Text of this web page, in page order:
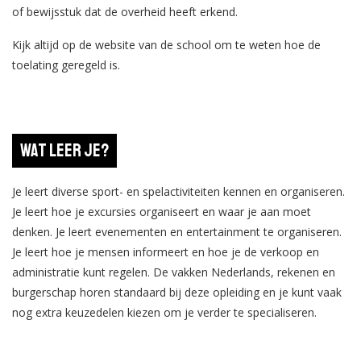
of bewijsstuk dat de overheid heeft erkend.
Kijk altijd op de website van de school om te weten hoe de
toelating geregeld is.
Wat leer je?
Je leert diverse sport- en spelactiviteiten kennen en organiseren.
Je leert hoe je excursies organiseert en waar je aan moet
denken. Je leert evenementen en entertainment te organiseren.
Je leert hoe je mensen informeert en hoe je de verkoop en
administratie kunt regelen. De vakken Nederlands, rekenen en
burgerschap horen standaard bij deze opleiding en je kunt vaak
nog extra keuzedelen kiezen om je verder te specialiseren.